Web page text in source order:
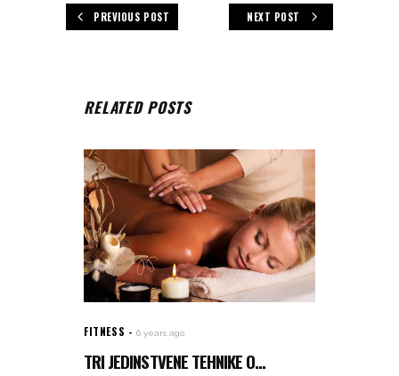
PREVIOUS POST NEXT POST
RELATED POSTS
FITNESS 6 years ago
TRI JEDINSTVENE TEHNIKE O...